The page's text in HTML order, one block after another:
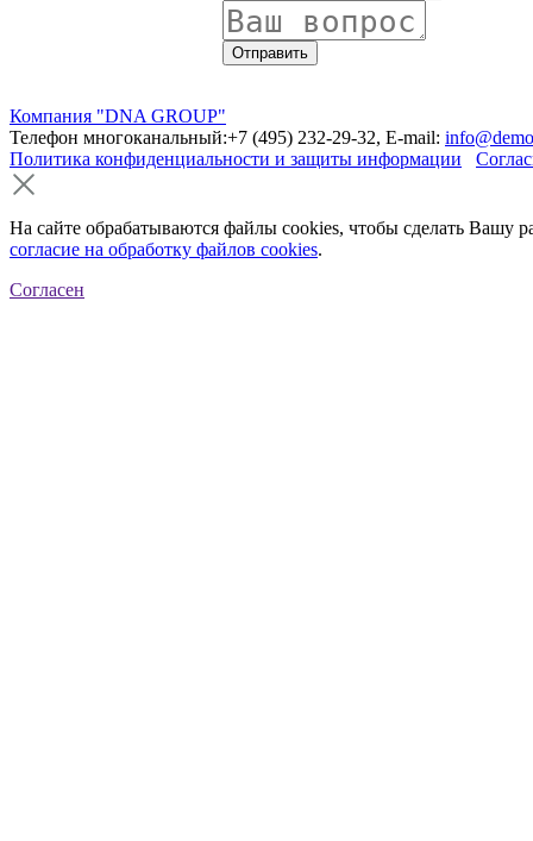
Компания "DNA GROUP"
Телефон многоканальный:+7 (495) 232-29-32, E-mail:
Политика конфиденциальности и защиты информации
На сайте обрабатываются файлы cookies, чтобы сделать Вашу
согласие на обработку файлов cookies.
Согласен